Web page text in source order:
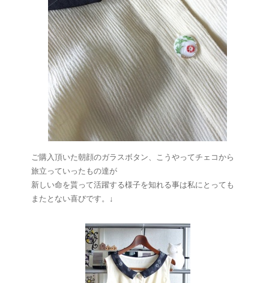
ご購入頂いた朝顔のガラスボタン、こうやってチェコから
旅立っていったもの達が
新しい命を貰って活躍する様子を知れる事は私にとっても
またとない喜びです。↓